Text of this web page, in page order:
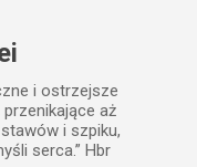
i ostrzejsze
aż
i szpiku,
serca.” Hbr